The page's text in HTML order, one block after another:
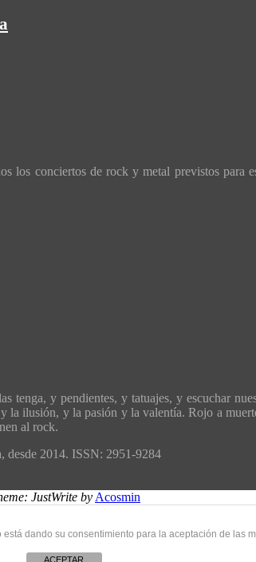
los conciertos de rock y metal previstos para
y pendientes, y tatuajes, y escuchar
la ilusión, y la pasión y la valentía. Rojo a
al rock.
desde 2014. ISSN: 2951-9284
JustWrite by Acosmin
dando su consentimiento para la aceptación de las
ACEPTAR